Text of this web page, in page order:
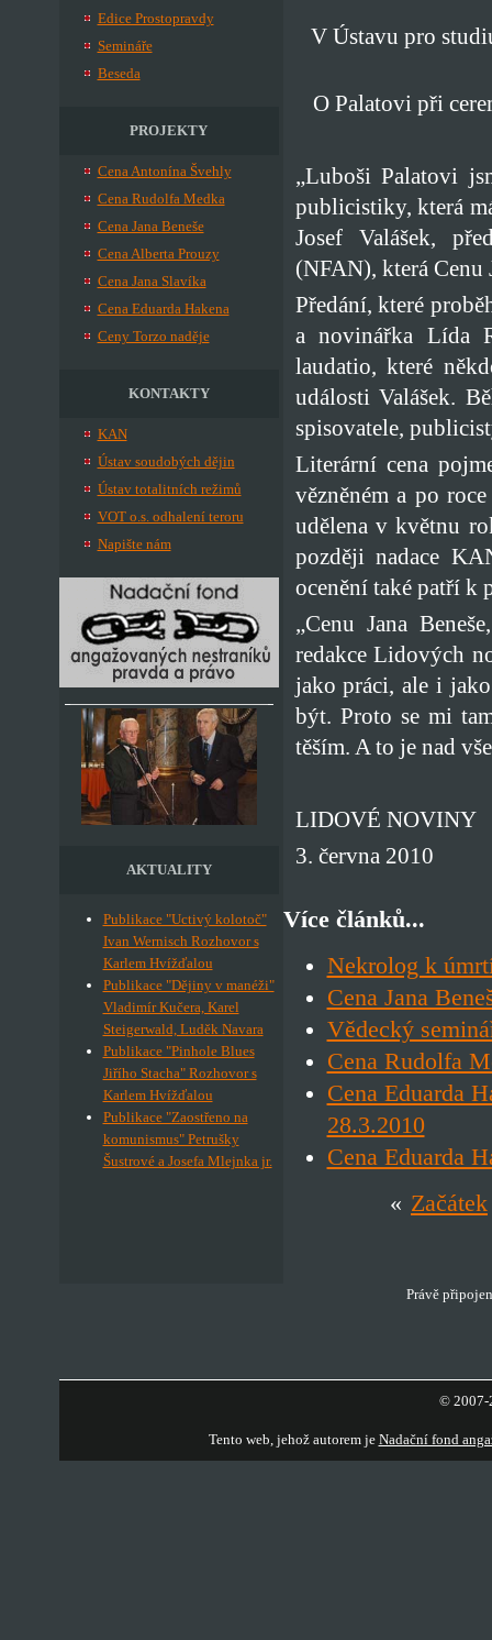
Edice Prostopravdy
Semináře
Beseda
PROJEKTY
Cena Antonína Švehly
Cena Rudolfa Medka
Cena Jana Beneše
Cena Alberta Prouzy
Cena Jana Slavíka
Cena Eduarda Hakena
Ceny Torzo naděje
KONTAKTY
KAN
Ústav soudobých dějin
Ústav totalitních režimů
VOT o.s. odhalení teroru
Napište nám
AKTUALITY
Publikace "Uctivý kolotoč"
Ivan Wernisch Rozhovor s
Karlem Hvížďalou
Publikace "Dějiny v manéži"
Vladimír Kučera, Karel
Steigerwald, Luděk Navara
Publikace "Pinhole Blues
Jiřího Stacha" Rozhovor s
Karlem Hvížďalou
Publikace "Zaostřeno na
komunismus" Petrušky
Šustrové a Josefa Mlejnka jr.
V Ústavu pro
O Palatovi při
„Luboši Palatovi
publicistiky, která
Josef Valášek,
(NFAN), která Cenu
Předání, které
a novinářka Lída
laudatio, které
události Valášek.
spisovatele,
Literární cena
vězněném a po
udělena v květnu
později nadace
ocenění také patří k
„Cenu Jana
redakce Lidových
jako práci, ale i
být. Proto se mi
těším. A to je nad
LIDOVÉ NOVINY
3. června 2010
Více článků...
Nekrolog k
Cena Jana
Vědecký
Cena Rudolfa
Cena Eduarda
28.3.2010
Cena Eduarda
« Začátek
Právě
© 2007-
Tento web, jehož autorem je Nadační fond